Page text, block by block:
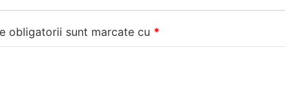
obligatorii sunt marcate cu *